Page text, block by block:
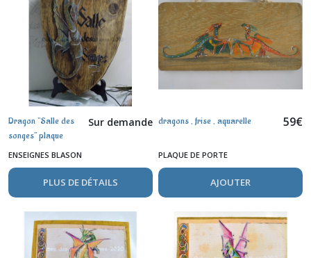
Dragon "Salle des
songes" plaque
enseigne en bois
Sur demande
ENSEIGNES BLASON
PLUS DE DÉTAILS
dragons , frise , aquarelle 59€
PLAQUE DE PORTE
AJOUTER